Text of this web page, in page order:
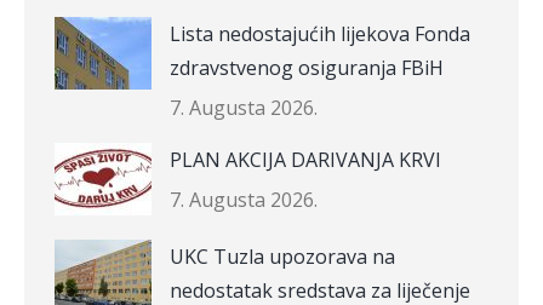
Lista nedostajućih lijekova Fonda
zdravstvenog osiguranja FBiH
7. Augusta 2026.
PLAN AKCIJA DARIVANJA KRVI
7. Augusta 2026.
UKC Tuzla upozorava na
nedostatak sredstava za liječenje